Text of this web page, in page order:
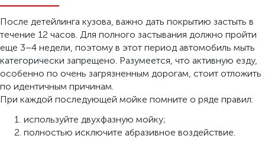
После детейлинга кузова, важно дать покрытию застыть в
течение 12 часов. Для полного застывания должно пройти
еще 3–4 недели, поэтому в этот период автомобиль мыть
категорически запрещено. Разумеется, что активную езду,
особенно по очень загрязненным дорогам, стоит отложить
по идентичным причинам.
При каждой последующей мойке помните о ряде правил:
используйте двухфазную мойку;
полностью исключите абразивное воздействие.